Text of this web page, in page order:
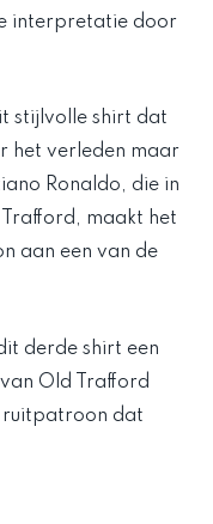
interpretatie door
stijlvolle shirt dat
het verleden maar
Ronaldo, die in
maakt het
aan een van de
derde shirt een
Old Trafford
ruitpatroon dat